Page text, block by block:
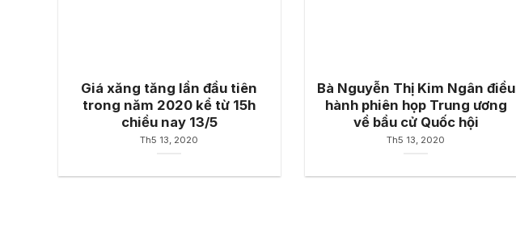
Giá xăng tăng lần đầu tiên
trong năm 2020 kể từ 15h
chiều nay 13/5
Th5 13, 2020
Bà Nguyễn Thị Kim Ngân điều
hành phiên họp Trung ương
về bầu cử Quốc hội
Th5 13, 2020